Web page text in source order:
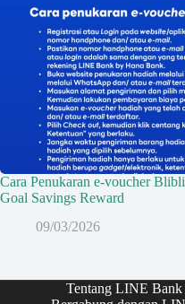
Cara Penukaran e-voucher
Goal Savings Reward
09/03/2026
Tentang LINE Bank